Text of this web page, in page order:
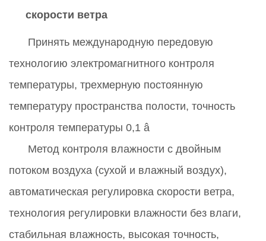
скорости ветра
Принять международную передовую
технологию электромагнитного контроля
температуры, трехмерную постоянную
температуру пространства полости, точность
контроля температуры 0,1 â
Метод контроля влажности с двойным
потоком воздуха (сухой и влажный воздух),
автоматическая регулировка скорости ветра,
технология регулировки влажности без влаги,
стабильная влажность, высокая точность,